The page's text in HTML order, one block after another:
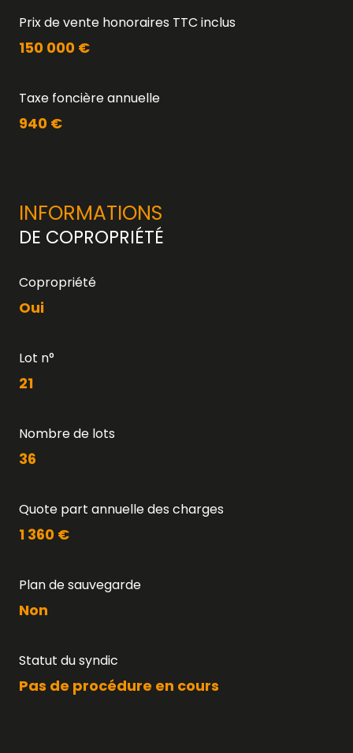
Prix de vente honoraires TTC inclus
150 000 €
Taxe foncière annuelle
940 €
INFORMATIONS
DE COPROPRIÉTÉ
Copropriété
Oui
Lot n°
21
Nombre de lots
36
Quote part annuelle des charges
1 360 €
Plan de sauvegarde
Non
Statut du syndic
Pas de procédure en cours